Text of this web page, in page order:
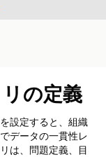
の定義
設定すると、組織
データの一貫性レ
は、問題定義、目